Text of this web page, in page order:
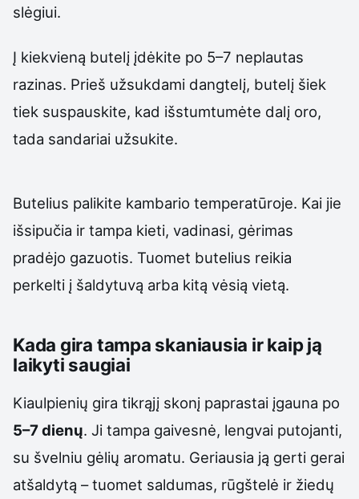
slėgiui.
Į kiekvieną butelį įdėkite po 5–7 neplautas
razinas. Prieš užsukdami dangtelį, butelį šiek
tiek suspauskite, kad išstumtumėte dalį oro,
tada sandariai užsukite.
Butelius palikite kambario temperatūroje. Kai jie
išsipučia ir tampa kieti, vadinasi, gėrimas
pradėjo gazuotis. Tuomet butelius reikia
perkelti į šaldytuvą arba kitą vėsią vietą.
Kada gira tampa skaniausia ir kaip ją
laikyti saugiai
Kiaulpienių gira tikrąjį skonį paprastai įgauna po
5–7 dienų. Ji tampa gaivesnė, lengvai putojanti,
su švelniu gėlių aromatu. Geriausia ją gerti gerai
atšaldytą – tuomet saldumas, rūgštelė ir žiedų